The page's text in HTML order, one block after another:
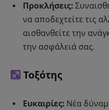
Προκλήσεις:
να αποδεχτείτε τις
αισθανθείτε την
την ασφάλειά σας.
Τοξότης
Ευκαιρίες: Νέα